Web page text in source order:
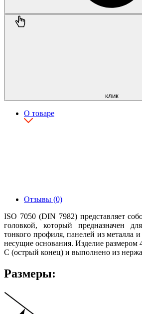
клик
О товаре
Отзывы (0)
ISO 7050 (DIN 7982) представляет
головкой, который предназначен
тонкого профиля, панелей из металла
несущие основания. Изделие
C (острый конец) и выполнено из
Размеры: